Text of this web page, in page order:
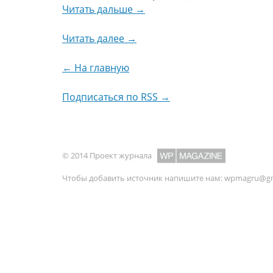
Читать дальше →
Читать далее →
← На главную
Подписаться по RSS →
© 2014 Проект журнала
Чтобы добавить источник напишите нам: